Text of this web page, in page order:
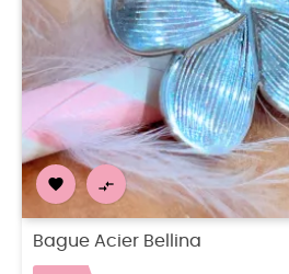
 
Bague Acier Bellina